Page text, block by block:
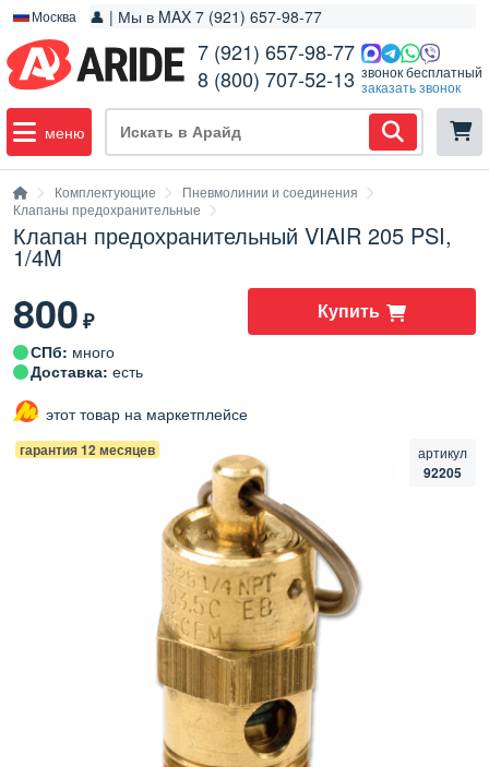
Москва 👤 | Мы в MAX 7 (921) 657-98-77
7 (921) 657-98-77
8 (800) 707-52-13 звонок бесплатный
заказать звонок
меню
Комплектующие
Пневмолинии и соединения
Клапаны предохранительные
Клапан предохранительный VIAIR 205 PSI,
1/4M
гарантия 12 месяцев артикул
92205
800₽ Купить
этот товар на маркетплейсе
СПб: много
Доставка: есть